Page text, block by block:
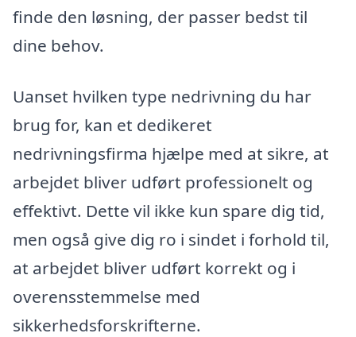
finde den løsning, der passer bedst til
dine behov.
Uanset hvilken type nedrivning du har
brug for, kan et dedikeret
nedrivningsfirma hjælpe med at sikre, at
arbejdet bliver udført professionelt og
effektivt. Dette vil ikke kun spare dig tid,
men også give dig ro i sindet i forhold til,
at arbejdet bliver udført korrekt og i
overensstemmelse med
sikkerhedsforskrifterne.